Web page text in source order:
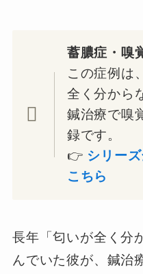
蓄膿症・嗅
この症例は
全く分から
鍼治療で嗅
録です。
👉 シリー
こちら
長年「匂いが全く分
んでいた彼が、鍼治